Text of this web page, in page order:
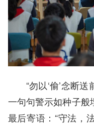
“勿以‘偷’念断
一句句警示如种子般
最后寄语：“守法，